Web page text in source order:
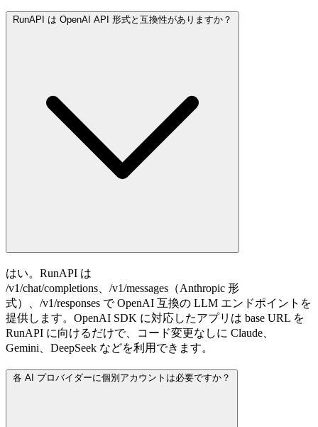
RunAPI は OpenAI API 形式と互換性がありますか？
はい。RunAPI は
/v1/chat/completions、/v1/messages（Anthropic 形
式）、/v1/responses で OpenAI 互換の LLM エンドポイントを
提供します。OpenAI SDK に対応したアプリは base URL を
RunAPI に向けるだけで、コード変更なしに Claude、
Gemini、DeepSeek などを利用できます。
各 AI プロバイダーに個別アカウントは必要ですか？